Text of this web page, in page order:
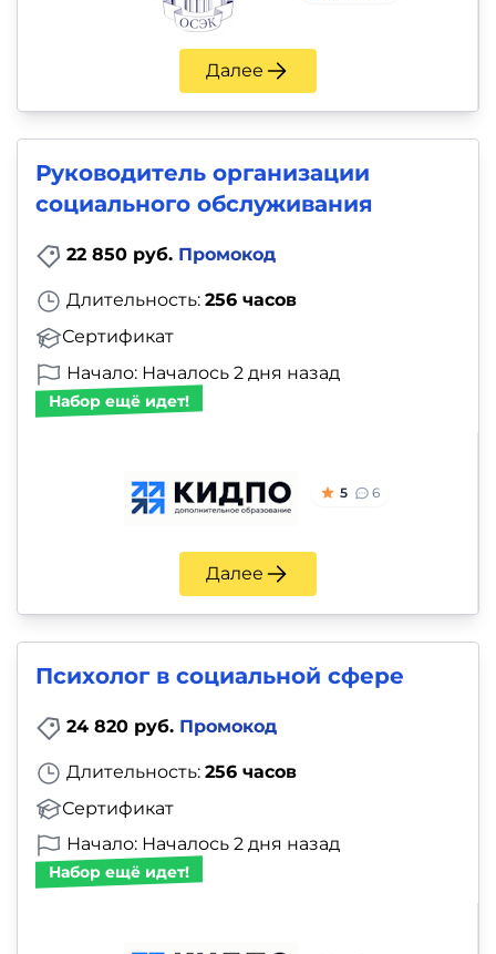
Далее
Руководитель организации
социального обслуживания
22 850 руб. Промокод
Длительность: 256 часов
Сертификат
Начало: Началось 2 дня назад
Набор ещё идет!
5 6
Далее
Психолог в социальной сфере
24 820 руб. Промокод
Длительность: 256 часов
Сертификат
Начало: Началось 2 дня назад
Набор ещё идет!